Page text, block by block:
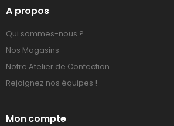
A propos
Qui sommes-nous ?
Nos Magasins
Notre Atelier de Confection
Rejoignez nos équipes !
Mon compte